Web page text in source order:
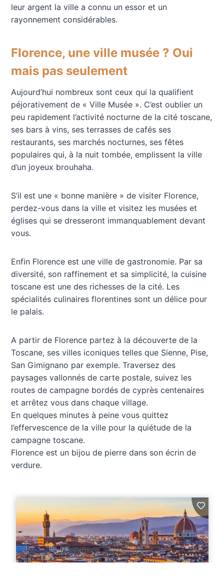
leur argent la ville a connu un essor et un
rayonnement considérables.
Florence, une ville musée ? Oui
mais pas seulement
Aujourd’hui nombreux sont ceux qui la qualifient
péjorativement de « Ville Musée ». C’est oublier un
peu rapidement l’activité nocturne de la cité toscane,
ses bars à vins, ses terrasses de cafés ses
restaurants, ses marchés nocturnes, ses fêtes
populaires qui, à la nuit tombée, emplissent la ville
d’un joyeux brouhaha.
S’il est une « bonne manière » de visiter Florence,
perdez-vous dans la ville et visitez les musées et
églises qui se dresseront immanquablement devant
vous.
Enfin Florence est une ville de gastronomie. Par sa
diversité, son raffinement et sa simplicité, la cuisine
toscane est une des richesses de la cité. Les
spécialités culinaires florentines sont un délice pour
le palais.
A partir de Florence partez à la découverte de la
Toscane, ses villes iconiques telles que Sienne, Pise,
San Gimignano par exemple. Traversez des
paysages vallonnés de carte postale, suivez les
routes de campagne bordés de cyprès centenaires
et arrêtez vous dans chaque village.
En quelques minutes à peine vous quittez
l’effervescence de la ville pour la quiétude de la
campagne toscane.
Florence est un bijou de pierre dans son écrin de
verdure.